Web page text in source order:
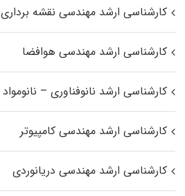
کارشناسی ارشد مهندسی نقشه برداری
کارشناسی ارشد مهندسی هوافضا
کارشناسی ارشد نانوفناوری – نانومواد
کارشناسی ارشد مهندسی کامپیوتر
کارشناسی ارشد مهندسی دریانوردی